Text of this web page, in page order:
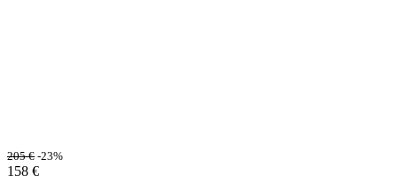
205€ -23%
158 €